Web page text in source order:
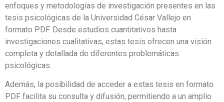
enfoques y metodologías de investigación presentes en las
tesis psicológicas de la Universidad César Vallejo en
formato PDF. Desde estudios cuantitativos hasta
investigaciones cualitativas, estas tesis ofrecen una visión
completa y detallada de diferentes problemáticas
psicológicas.
Además, la posibilidad de acceder a estas tesis en formato
PDF facilita su consulta y difusión, permitiendo a un amplio